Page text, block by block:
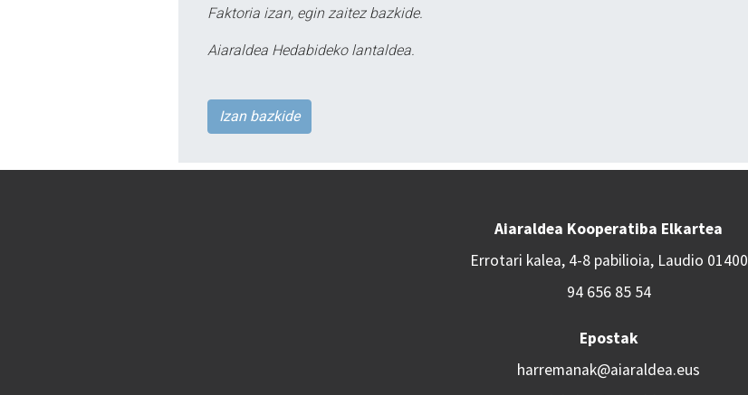
Faktoria izan, egin zaitez bazkide.
Aiaraldea Hedabideko lantaldea.
Izan bazkide
Aiaraldea Kooperatiba Elkartea
Errotari kalea, 4-8 pabilioia, Laudio 01400
94 656 85 54
Epostak
harremanak@aiaraldea.eus